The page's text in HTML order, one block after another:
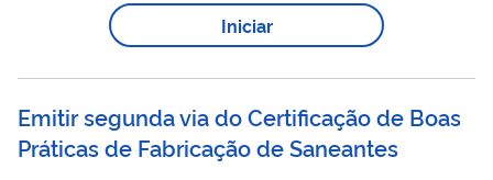
em vigor. Clique aqui para saber mais.
Iniciar
Emitir segunda via do Certificação de Boas
Práticas de Fabricação de Saneantes